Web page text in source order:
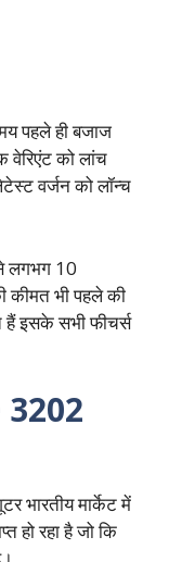
पहले ही बजाज
वेरिएंट को लांच
वर्जन को लॉन्च
लगभग 10
कीमत भी पहले की
इसके सभी फीचर्स
भारतीय मार्केट में
हो रहा है जो कि